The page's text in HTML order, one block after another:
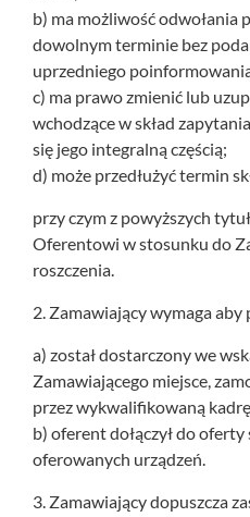
b) ma możliwość
dowolnym terminie bez
uprzedniego
c) ma prawo zmienić lub
wchodzące w skład
się jego integralną częścią;
d) może przedłużyć termin
przy czym z powyższych
Oferentowi w stosunku do
roszczenia.
2. Zamawiający wymaga
a) został dostarczony we
Zamawiającego miejsce,
przez wykwalifikowaną
b) oferent dołączył do
oferowanych urządzeń.
3. Zamawiający dopuszcza